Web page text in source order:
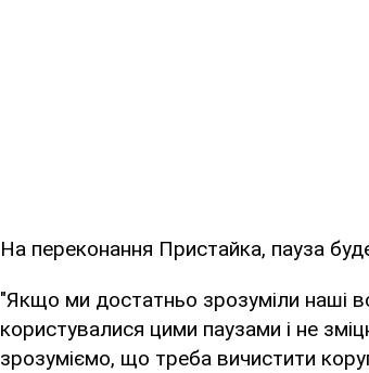
На переконання Пристайка, пауза
"Якщо ми достатньо зрозуміли наші
користувалися цими паузами і не
зрозуміємо, що треба вичистити